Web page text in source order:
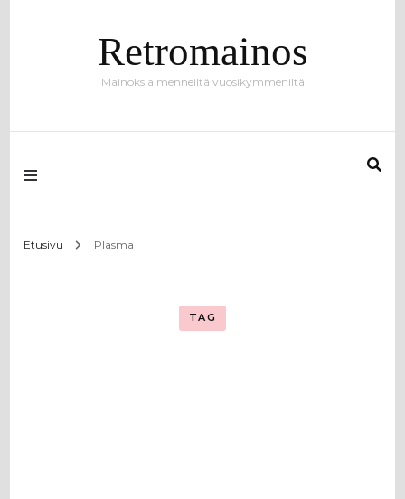
Retromainos
Mainoksia menneiltä vuosikymmeniltä
Etusivu Plasma
TAG